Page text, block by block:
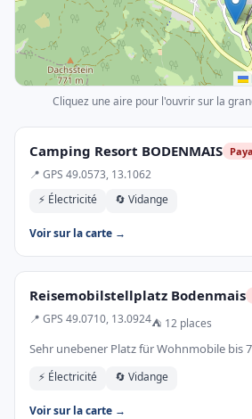
Camping Resort BODENMAIS
📍 GPS 49.0573, 13.1062
⚡ Électricité
🔄 Vidange
Voir sur la carte →
Reisemobilstellplatz Bodenmais
📍 GPS 49.0710, 13.0924⛺ 12 places
Sehr unebener Platz für Wohnmobile bis
⚡ Électricité 🔄 Vidange
Voir sur la carte →
Cliquez une aire pour l'ouvrir sur la